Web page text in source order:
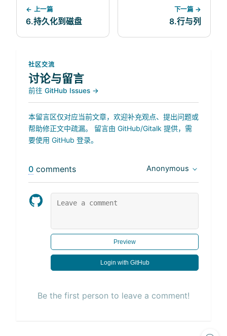
← 上一篇
6.持久化到磁盘
下一篇 →
8.行与列
社区交流
讨论与留言
前往 GitHub Issues →
本留言区仅对应当前文章，欢迎补充观点、提出问题或
帮助修正文中疏漏。 留言由 GitHub/Gitalk 提供，需
要使用 GitHub 登录。
0 comments Anonymous
Preview
Login with GitHub
Be the first person to leave a comment!